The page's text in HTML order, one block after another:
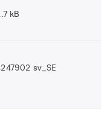
kB
sv_SE